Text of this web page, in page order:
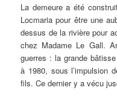
La demeure a été
Locmaria pour être une
dessus de la rivière pour
chez Madame Le Gall.
guerres : la grande
à 1980, sous l’impulsion
fils. Ce dernier y a vécu